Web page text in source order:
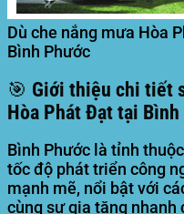
Dù che nắng mưa Hòa
Bình Phước
🎯 Giới thiệu chi tiết
Hòa Phát Đạt tại
Bình Phước là tỉnh
tốc độ phát triển công
mạnh mẽ, nổi bật với
cùng sự gia tăng nhanh